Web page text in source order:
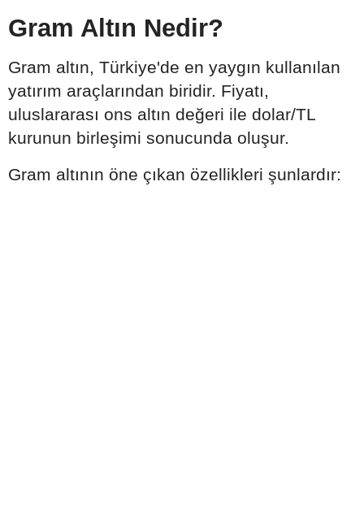
Gram Altın Nedir?
Gram altın, Türkiye'de en yaygın kullanılan
yatırım araçlarından biridir. Fiyatı,
uluslararası ons altın değeri ile dolar/TL
kurunun birleşimi sonucunda oluşur.
Gram altının öne çıkan özellikleri şunlardır: